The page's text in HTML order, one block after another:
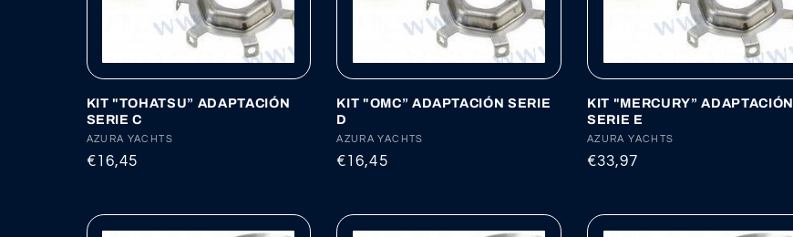
c
i
ó
n
:
KIT "TOHATSU” ADAPTACIÓN
SERIE C
Proveedor:
AZURA YACHTS
Precio
€16,45
KIT "OMC” ADAPTACIÓN SERIE
D
Proveedor:
AZURA YACHTS
Precio
€16,45
KIT "MERCURY” ADAPTACIÓN
SERIE E
Proveedor:
AZURA YACHTS
Precio
€33,97